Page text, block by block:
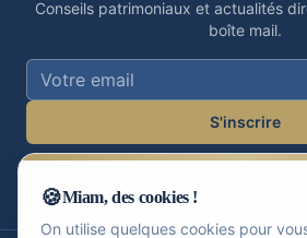
Conseils patrimoniaux et actualités
boîte mail.
S'inscrire
Désinscription possible à
🍪Miam, des cookies !
On utilise quelques cookies pour